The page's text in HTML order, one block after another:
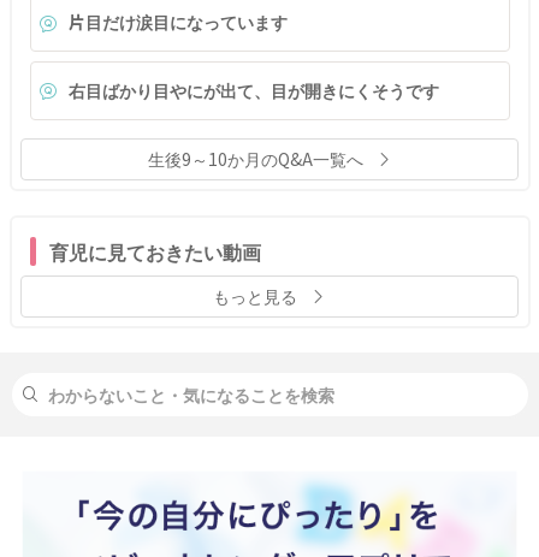
片目だけ涙目になっています
右目ばかり目やにが出て、目が開きにくそうです
生後9～10か月のQ&A一覧へ
育児に見ておきたい動画
もっと見る